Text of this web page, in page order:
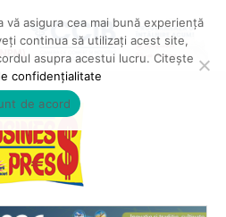
asigura cea mai bună experiență
continua să utilizați acest site,
asupra acestui lucru. Citește
confidențialitate
de acord